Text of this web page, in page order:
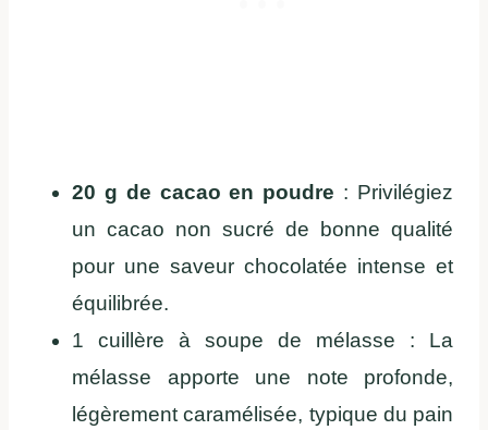
20 g de cacao en poudre : Privilégiez
un cacao non sucré de bonne qualité
pour une saveur chocolatée intense et
équilibrée.
1 cuillère à soupe de mélasse : La
mélasse apporte une note profonde,
légèrement caramélisée, typique du pain